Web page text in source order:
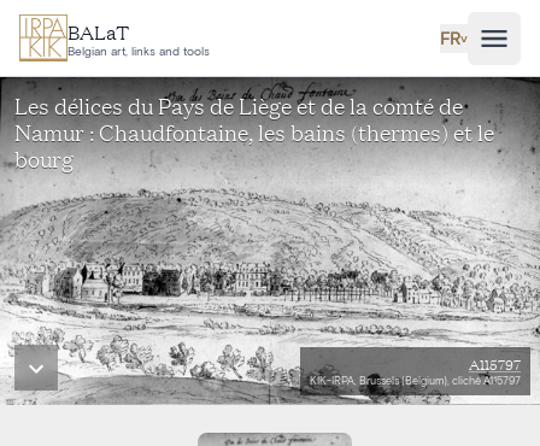
Aller au contenu principal
BALaT
Belgian art, links and tools
FR˅
Les délices du Pays de Liège et de la comté de
Namur : Chaudfontaine, les bains (thermes) et le
bourg
A115797
KIK-IRPA, Brussels (Belgium), cliché A115797